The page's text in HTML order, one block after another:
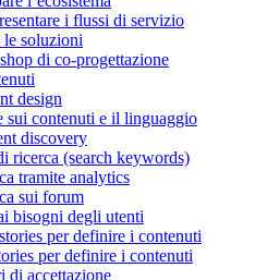
i flussi di servizio
le soluzioni
di co-progettazione
design
sui contenuti e il linguaggio
discovery
ricerca (search keywords)
tramite analytics
sui forum
bisogni degli utenti
per definire i contenuti
per definire i contenuti
di accettazione